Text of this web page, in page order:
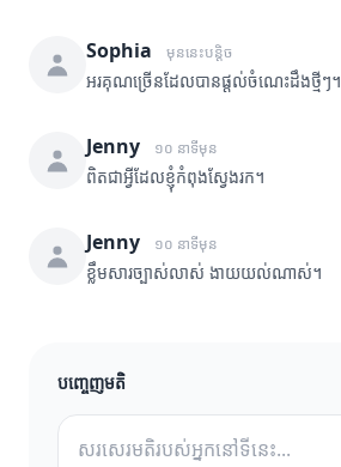
Sophia មុននេះបន្តិច
អរគុណច្រើនដែលបានផ្តល់ចំណេះដឹងថ្មីៗ។
Jenny ១០ នាទីមុន
ពិតជាអ្វីដែលខ្ញុំកំពុងស្វែងរក។
Jenny ១០ នាទីមុន
ខ្លឹមសារច្បាស់លាស់ ងាយយល់ណាស់។
បញ្ចេញមតិ